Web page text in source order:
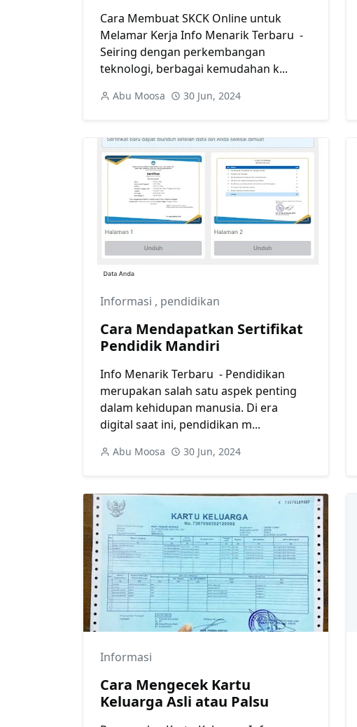
Cara Membuat SKCK Online untuk
Melamar Kerja Info Menarik Terbaru -
Seiring dengan perkembangan
teknologi, berbagai kemudahan k...
Abu Moosa 30 Jun, 2024
Informasi , pendidikan
Cara Mendapatkan Sertifikat
Pendidik Mandiri
Info Menarik Terbaru - Pendidikan
merupakan salah satu aspek penting
dalam kehidupan manusia. Di era
digital saat ini, pendidikan m...
Abu Moosa 30 Jun, 2024
Informasi
Cara Mengecek Kartu
Keluarga Asli atau Palsu